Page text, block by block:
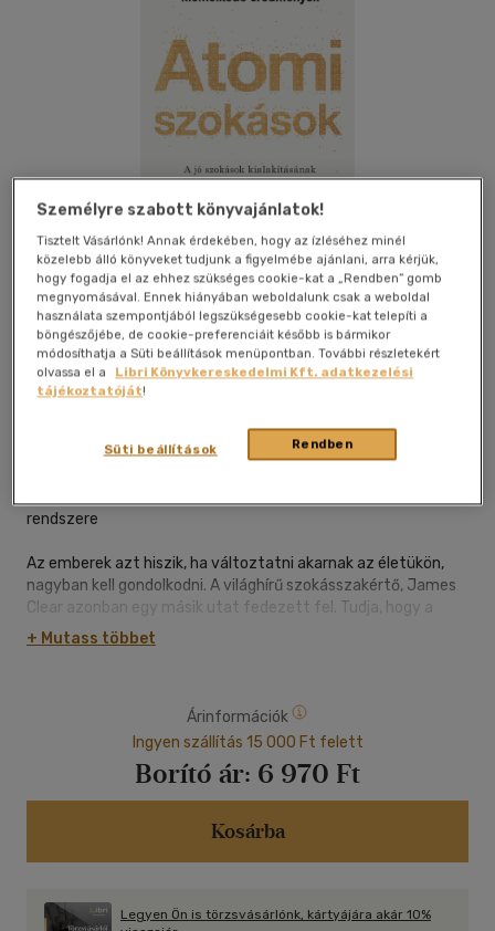
Kívánságlistához adom
magyar nyelvű|puhatáblás,
ragasztókötött|377 oldal
rendszere
Az emberek azt hiszik, ha változtatni akarnak az életükön,
nagyban kell gondolkodni. A világhírű szokásszakértő, James
Clear azonban egy másik utat fedezett fel. Tudja, hogy a
valódi változás több száz apró döntés halmozati hatásának
az eredménye - olyan kis döntéseké, mint napi két
Ezeket nevezi atomi szokásoknak.
Úttörő jelentőségű könyvében Clear elmagyarázza, hogy
ezek a miniatűr változtatások pontosan hogyan növik ki
magukat az életedet átalakító eredményekké. Mutat néhány
legfrissebb pszichológiai és idegtudományos kutatási
+ Mutass többet
Árinformációk
Ingyen szállítás 15 000 Ft felett
Borító ár: 6 970 Ft
Kosárba
Legyen Ön is törzsvásárlónk, kártyájára akár 10%
Személyre szabott könyvajánlatok!
Tisztelt Vásárlónk! Annak érdekében, hogy az ízléséhez minél
közelebb álló könyveket tudjunk a figyelmébe ajánlani, arra kérjük,
hogy fogadja el az ehhez szükséges cookie-kat a „Rendben” gomb
megnyomásával. Ennek hiányában weboldalunk csak a weboldal
használata szempontjából legszükségesebb cookie-kat telepíti a
böngészőjébe, de cookie-preferenciáit később is bármikor
módosíthatja a Süti beállítások menüpontban. További részletekért
olvassa el a
Libri Könyvkereskedelmi Kft. adatkezelési
tájékoztatóját!
Rendben
Süti beállítások